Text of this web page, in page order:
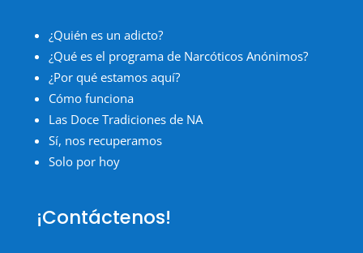
¿Quién es un adicto?
¿Qué es el programa de Narcóticos Anónimos?
¿Por qué estamos aquí?
Cómo funciona
Las Doce Tradiciones de NA
Sí, nos recuperamos
Solo por hoy
¡Contáctenos!